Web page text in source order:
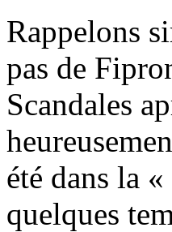
Rappelons
pas de
Scandales
été dans la
quelques